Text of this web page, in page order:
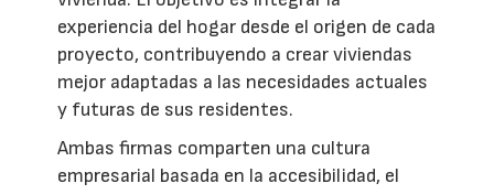
experiencia del hogar desde el origen de cada
proyecto, contribuyendo a crear viviendas
mejor adaptadas a las necesidades actuales
y futuras de sus residentes.
Ambas firmas comparten una cultura
empresarial basada en la accesibilidad, el